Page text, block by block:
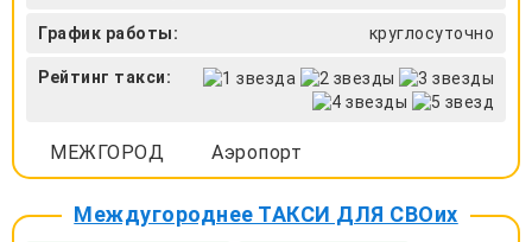
График работы: круглосуточно
Рейтинг такси:
МЕЖГОРОД Аэропорт
Междугороднее ТАКСИ ДЛЯ СВОих